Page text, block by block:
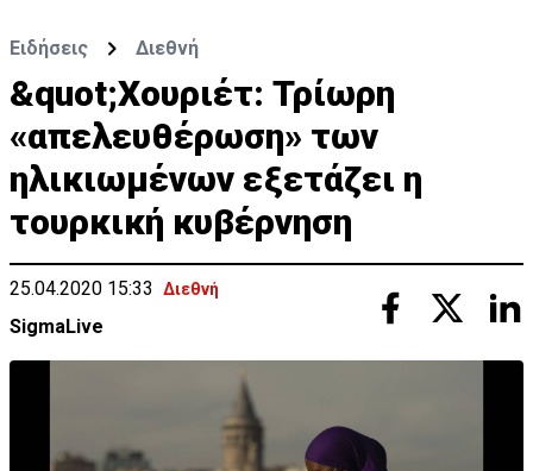
Ειδήσεις Διεθνή
&quot;Χουριέτ: Τρίωρη
«απελευθέρωση» των
ηλικιωμένων εξετάζει η
τουρκική κυβέρνηση
25.04.2020 15:33 Διεθνή
SigmaLive